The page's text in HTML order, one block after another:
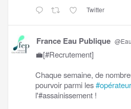
Twitter
France Eau Publique
💼[#Recrutement]
Chaque semaine, de
pourvoir parmi les
l'#assainissement !